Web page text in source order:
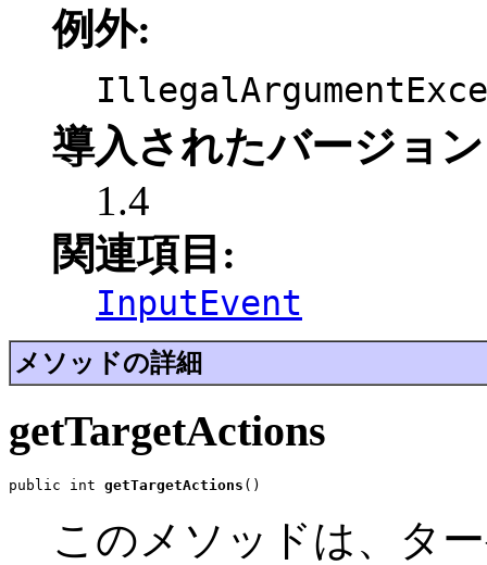
例外:
導入されたバージョ
1.4
関連項目:
InputEvent
メソッドの詳細
getTargetActions
public int getTargetActions ()
このメソッドは、タ